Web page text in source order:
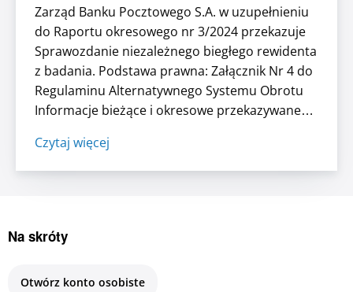
Zarząd Banku Pocztowego S.A. w uzupełnieniu
do Raportu okresowego nr 3/2024 przekazuje
Sprawozdanie niezależnego biegłego rewidenta
z badania. Podstawa prawna: Załącznik Nr 4 do
Regulaminu Alternatywnego Systemu Obrotu
Informacje bieżące i okresowe przekazywane
finansowych w alternatywny systemie obrotu
na Catalyst. ...
Czytaj więcej
Na skróty
Otwórz konto osobiste